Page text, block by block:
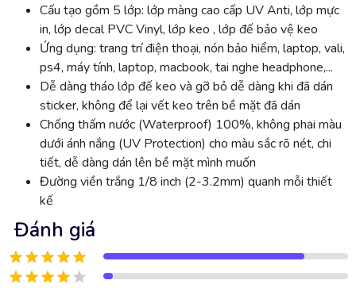
Cấu tạo gồm 5 lớp: lớp màng cao cấp UV Anti, lớp mực
in, lớp decal PVC Vinyl, lớp keo , lớp đế bảo vệ keo
Ứng dụng: trang trí điện thoại, nón bảo hiểm, laptop, vali,
ps4, máy tính, laptop, macbook, tai nghe headphone,...
Dễ dàng tháo lớp đế keo và gỡ bỏ dễ dàng khi đã dán
sticker, không để lại vết keo trên bề mặt đã dán
Chống thấm nước (Waterproof) 100%, không phai màu
dưới ánh nắng (UV Protection) cho màu sắc rõ nét, chi
tiết, dễ dàng dán lên bề mặt mình muốn
Đường viền trắng 1/8 inch (2-3.2mm) quanh mỗi thiết
kế
Đánh giá